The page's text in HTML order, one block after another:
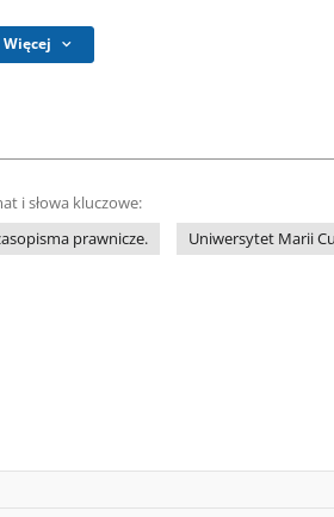
Więcej
i słowa kluczowe:
prawnicze.
Uniwersytet Marii